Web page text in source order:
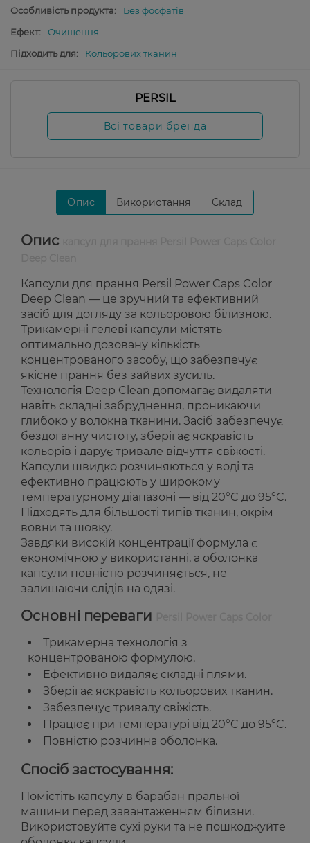
Особливість продукта:
Без фосфатів
Ефект:
Очищення
Підходить для:
Кольорових тканин
PERSIL
Всі товари бренда
Опис Використання Склад
Опис
Капсули для прання Persil Power Caps Color
Deep Clean — це зручний та ефективний
засіб для догляду за кольоровою білизною.
Трикамерні гелеві капсули містять
оптимально дозовану кількість
концентрованого засобу, що забезпечує
якісне прання без зайвих зусиль.
Технологія Deep Clean допомагає видаляти
навіть складні забруднення, проникаючи
глибоко у волокна тканини. Засіб забезпечує
бездоганну чистоту, зберігає яскравість
кольорів і дарує тривале відчуття свіжості.
Капсули швидко розчиняються у воді та
ефективно працюють у широкому
температурному діапазоні — від 20°C до 95°C.
Підходять для більшості типів тканин, окрім
вовни та шовку.
Завдяки високій концентрації формула є
економічною у використанні, а оболонка
капсули повністю розчиняється, не
залишаючи слідів на одязі.
Основні переваги
Трикамерна технологія з
концентрованою формулою.
Ефективно видаляє складні плями.
Зберігає яскравість кольорових тканин.
Забезпечує тривалу свіжість.
Працює при температурі від 20°C до 95°C.
Повністю розчинна оболонка.
Спосіб застосування:
Помістіть капсулу в барабан пральної
машини перед завантаженням білизни.
Використовуйте сухі руки та не пошкоджуйте